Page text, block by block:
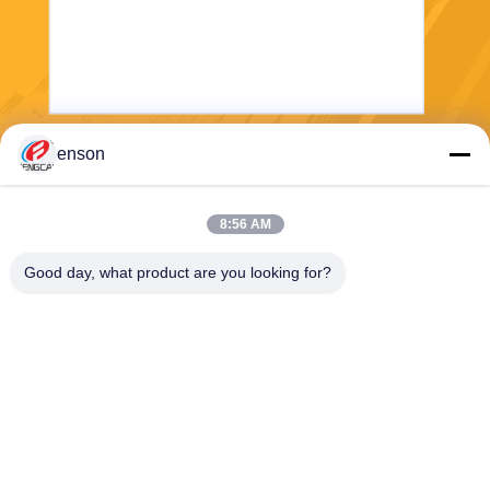
enson
8:56 AM
Good day, what product are you looking for?